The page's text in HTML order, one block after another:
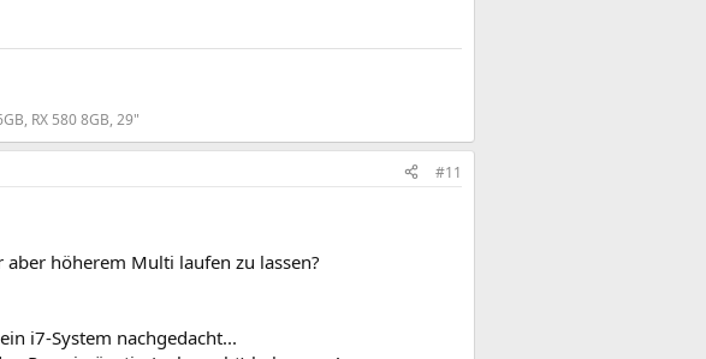
RX 580 8GB, 29"
#11
aber höherem Multi laufen zu lassen?
i7-System nachgedacht...